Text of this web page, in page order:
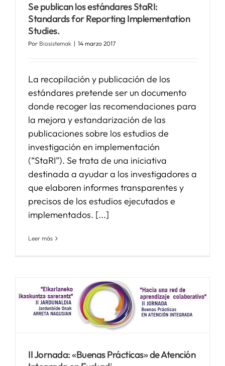
Se publican los estándares StaRI:
Standards for Reporting Implementation
Studies.
Por Biosistemak | 14 marzo 2017
La recopilación y publicación de los
estándares pretende ser un documento
donde recoger las recomendaciones para
la mejora y estandarización de las
publicaciones sobre los estudios de
investigación en implementación
(“StaRI”). Se trata de una iniciativa
destinada a ayudar a los investigadores a
que elaboren informes transparentes y
precisos de los estudios ejecutados e
implementados. [...]
Leer más
II Jornada: «Buenas Prácticas» de Atención